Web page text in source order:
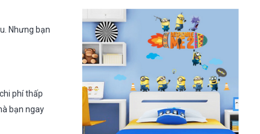
Nhưng bạn
phí thấp
bạn ngay